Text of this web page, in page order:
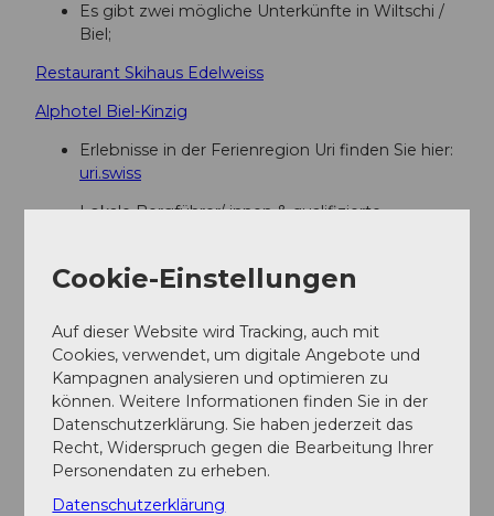
Es gibt zwei mögliche Unterkünfte in Wiltschi /
Biel;
Restaurant Skihaus Edelweiss
Alphotel Biel-Kinzig
Erlebnisse in der Ferienregion Uri finden Sie hier:
uri.swiss
Lokale Bergführer/-innen & qualifizierte
Uri undHonigberg.ch
Literatur
www.alpenkranz.ch
www.urnerwanderwege.ch
Cookie-Einstellungen
Auf dieser Website wird Tracking, auch mit
Cookies, verwendet, um digitale Angebote und
Kampagnen analysieren und optimieren zu
können. Weitere Informationen finden Sie in der
Datenschutzerklärung. Sie haben jederzeit das
Recht, Widerspruch gegen die Bearbeitung Ihrer
Personendaten zu erheben.
Datenschutzerklärung